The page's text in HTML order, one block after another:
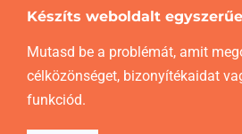
Készíts weboldalt
Mutasd be a problémát, amit
célközönséget, bizonyítékaidat
funkciód.